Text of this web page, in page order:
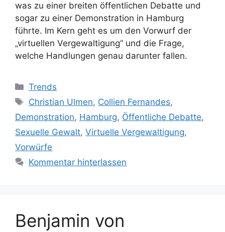
was zu einer breiten öffentlichen Debatte und
sogar zu einer Demonstration in Hamburg
führte. Im Kern geht es um den Vorwurf der
„virtuellen Vergewaltigung“ und die Frage,
welche Handlungen genau darunter fallen.
Kategorien
Trends
Schlagwörter
Christian Ulmen, Collien Fernandes,
Demonstration, Hamburg, Öffentliche Debatte,
Sexuelle Gewalt, Virtuelle Vergewaltigung,
Vorwürfe
Kommentar hinterlassen
Benjamin von